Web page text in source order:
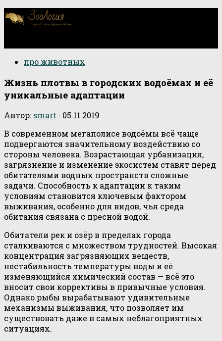
про животных
Жизнь плотвы в городских водоёмах и её
уникальные адаптации
Автор: smart · 05.11.2019
В современном мегаполисе водоёмы всё чаще
подвергаются значительному воздействию со
стороны человека. Возрастающая урбанизация,
загрязнение и изменение экосистем ставят перед
обитателями водных пространств сложные
задачи. Способность к адаптации к таким
условиям становится ключевым фактором
выживания, особенно для видов, чья среда
обитания связана с пресной водой.
Обитатели рек и озёр в пределах города
сталкиваются с множеством трудностей. Высокая
концентрация загрязняющих веществ,
нестабильность температуры воды и её
изменяющийся химический состав — всё это
вносит свои коррективы в привычные условия.
Однако рыбы вырабатывают удивительные
механизмы выживания, что позволяет им
существовать даже в самых неблагоприятных
ситуациях.